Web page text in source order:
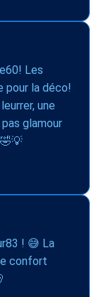
Les
pour la déco!
une
glamour
! 😅 La
confort